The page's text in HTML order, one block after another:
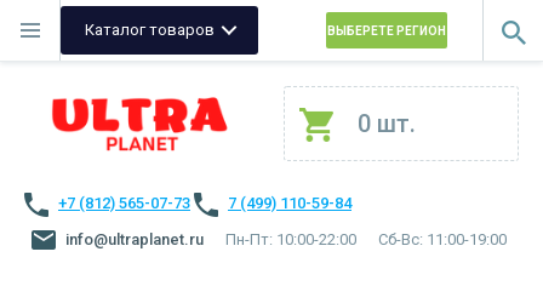
Каталог товаров ВЫБЕРЕТЕ РЕГИОН
0 шт.
+7 (812) 565-07-73
7 (499) 110-59-84
info@ultraplanet.ru
Пн-Пт: 10:00-22:00 Сб-Вс: 11:00-19:00